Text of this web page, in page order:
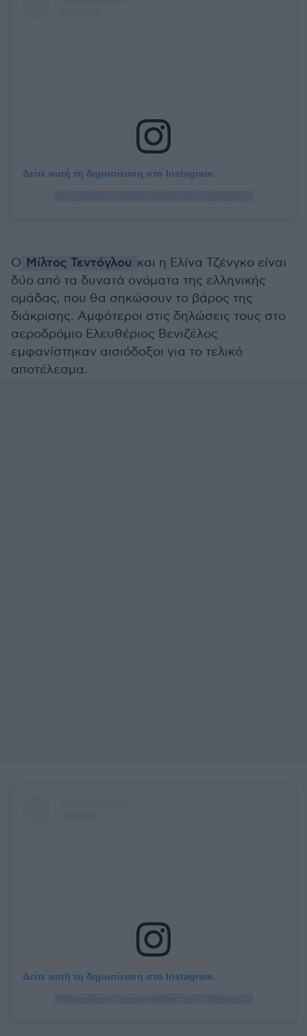
Δείτε αυτή τη δημοσίευση στο Instagram.
Ο Μίλτος Τεντόγλου και η Ελίνα Τζένγκο είναι
δύο από τα δυνατά ονόματα της ελληνικής
ομάδας, που θα σηκώσουν το βάρος της
διάκρισης. Αμφότεροι στις δηλώσεις τους στο
αεροδρόμιο Ελευθέριος Βενιζέλος
εμφανίστηκαν αισιόδοξοι για το τελικό
αποτέλεσμα.
Δείτε αυτή τη δημοσίευση στο Instagram.